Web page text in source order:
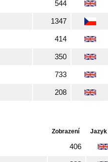
544
1347
414
350
733
208
Zobrazení Jazyk
406